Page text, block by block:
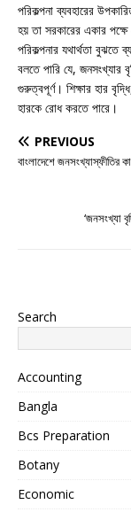
পরিকল্পনা ব্যবহারের
হয় তা সরকারের একার
পরিকল্পনার যথার্থতা
বলতে পারি যে, জনসংখ্যার
গুরুত্বপূর্ণ। শিক্ষার হার
হারকে রোধ করতে পারে।
PREVIOUS
বাংলাদেশে
‘জনসংখ্যা
Search
Accounting
Bangla
Bcs Preparation
Botany
Economic